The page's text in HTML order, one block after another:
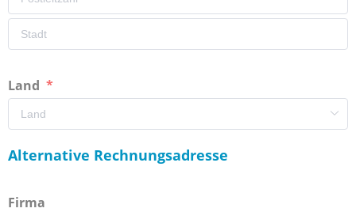
Land
Alternative Rechnungsadresse
Firma